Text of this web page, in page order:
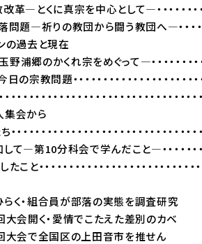
に真宗を中心として―・・・・・・・・・
りの教団から闘う教団へ―・・・・・・・
過去と現在
をめぐって―・・・・・・・・・・・・
・・・・・・・・・・・・・・・・・・・・・・
・・・・・・・・・・・・・・・・・・・・・・・・・・
会から
・・・・・・・・・・・・・・・・・・・・・・・・
分科会で学んだこと―・・・・・・・・・・
・・・・・・・・・・・・・・・・・・・・・・・・
組合員が部落の実態を調査研究
く・愛情でこたえた差別のカベ
で全国区の上田音市を推せん